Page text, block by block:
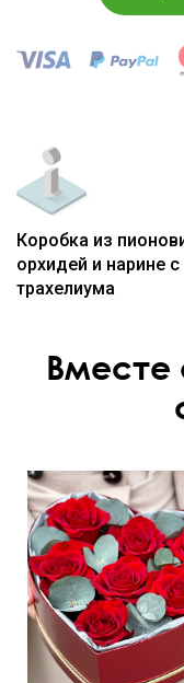
Коробка из
орхидей и нарине
трахелиума
Вместе